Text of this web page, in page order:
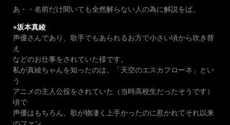
あ・・名前だけ聞いても全然解らない人の為に解説をば。
●坂本真綾
声優さんであり、歌手でもあられるお方で小さい頃から吹き替
え
などのお仕事をされていた様です。
私が真綾ちゃんを知ったのは、「天空のエスカフローネ」とい
う
アニメの主人公役をされていた（当時高校生だったそうです）
頃で
声優はもちろん、歌が物凄く上手かったのに惹かれてそれ以来